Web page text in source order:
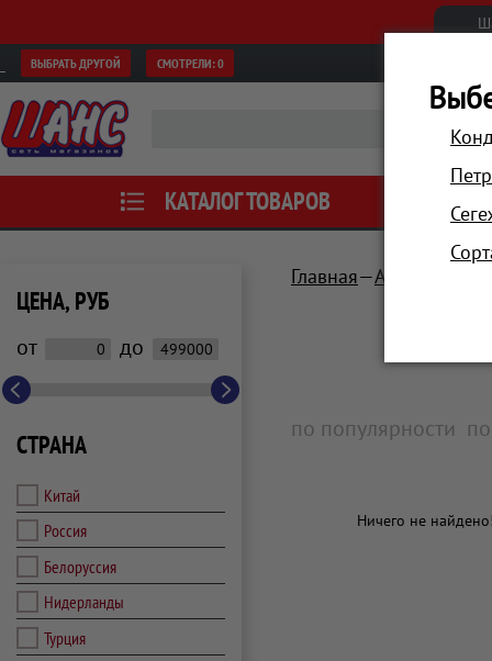
ВЫБРАТЬ ДРУГОЙ СМОТРЕЛИ:0
КАТАЛОГ ТОВАРОВ АКЦИИ
ЦЕНА, РУБ
от до
СТРАНА
Китай
Россия
Белоруссия
Нидерланды
Турция
Главная Аксессуары
по популярности
Ничего не